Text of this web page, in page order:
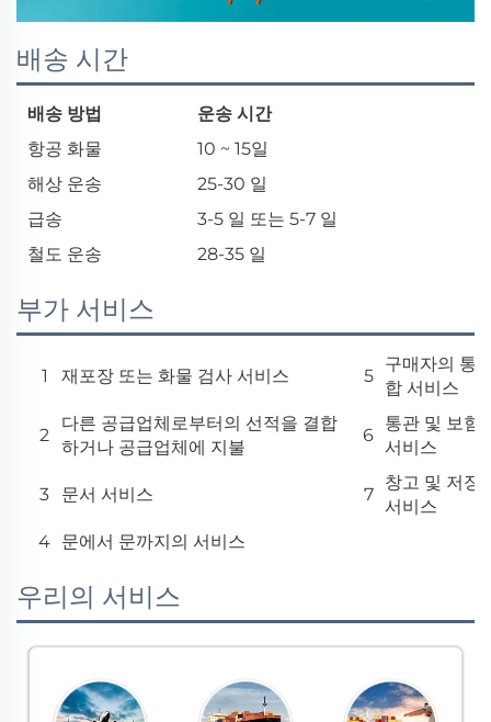
배송 시간
배송 방법
운송 시간
항공 화물
10 ~ 15일
해상 운송
25-30 일
급송
3-5 일 또는 5-7 일
철도 운송
28-35 일
부가 서비스
1 재포장 또는 화물 검사 서비스 5
구매자의 통
합 서비스
2
다른 공급업체로부터의 선적을 결합
하거나 공급업체에 지불
6
통관 및 보험
서비스
3 문서 서비스 7
창고 및 저장
서비스
4 문에서 문까지의 서비스
우리의 서비스